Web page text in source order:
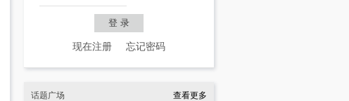
现在注册 忘记密码
话题广场 查看更多